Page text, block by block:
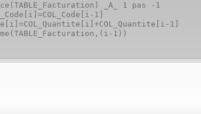
_A_ 1 pas -1
1]
1]
1))